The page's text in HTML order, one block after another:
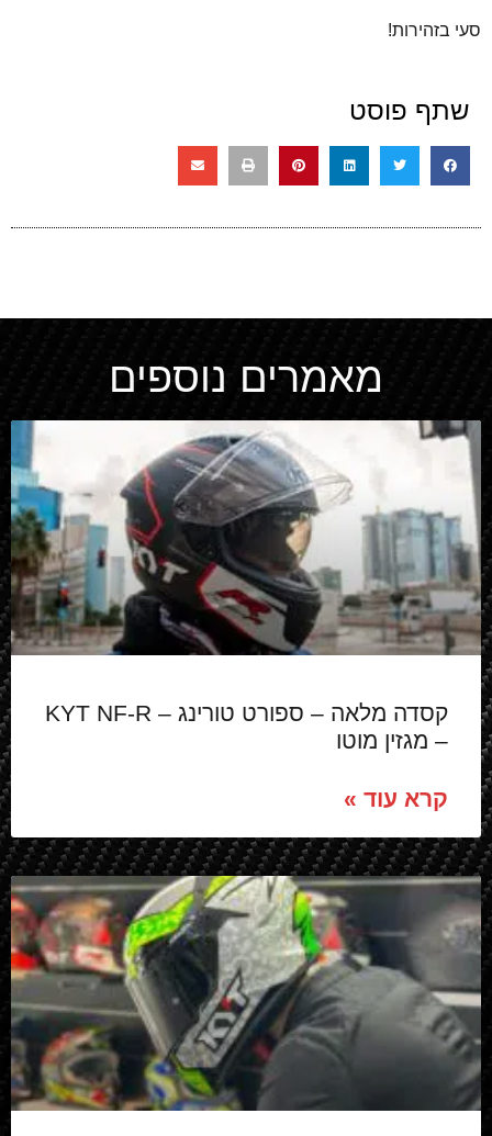
סעי בזהירות!
שתף פוסט
מאמרים נוספים
קסדה מלאה – ספורט טורינג – KYT NF-R
– מגזין מוטו
קרא עוד »